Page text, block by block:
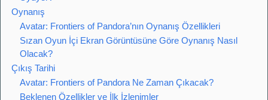
Oynanış
Avatar: Frontiers of Pandora’nın Oynanış Özellikleri
Sızan Oyun İçi Ekran Görüntüsüne Göre Oynanış Nasıl
Olacak?
Çıkış Tarihi
Avatar: Frontiers of Pandora Ne Zaman Çıkacak?
Beklenen Özellikler ve İlk İzlenimler